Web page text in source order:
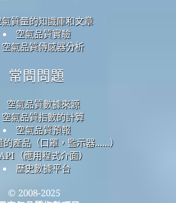
氣質量的知識庫和文章
空氣品質實驗
空氣品質傳感器分析
常問問題
空氣品質數據來源
空氣品質指數的計算
空氣品質預報
產品（口罩，監示器......）
API（應用程式介面）
歷史數據平台
© 2008-2025